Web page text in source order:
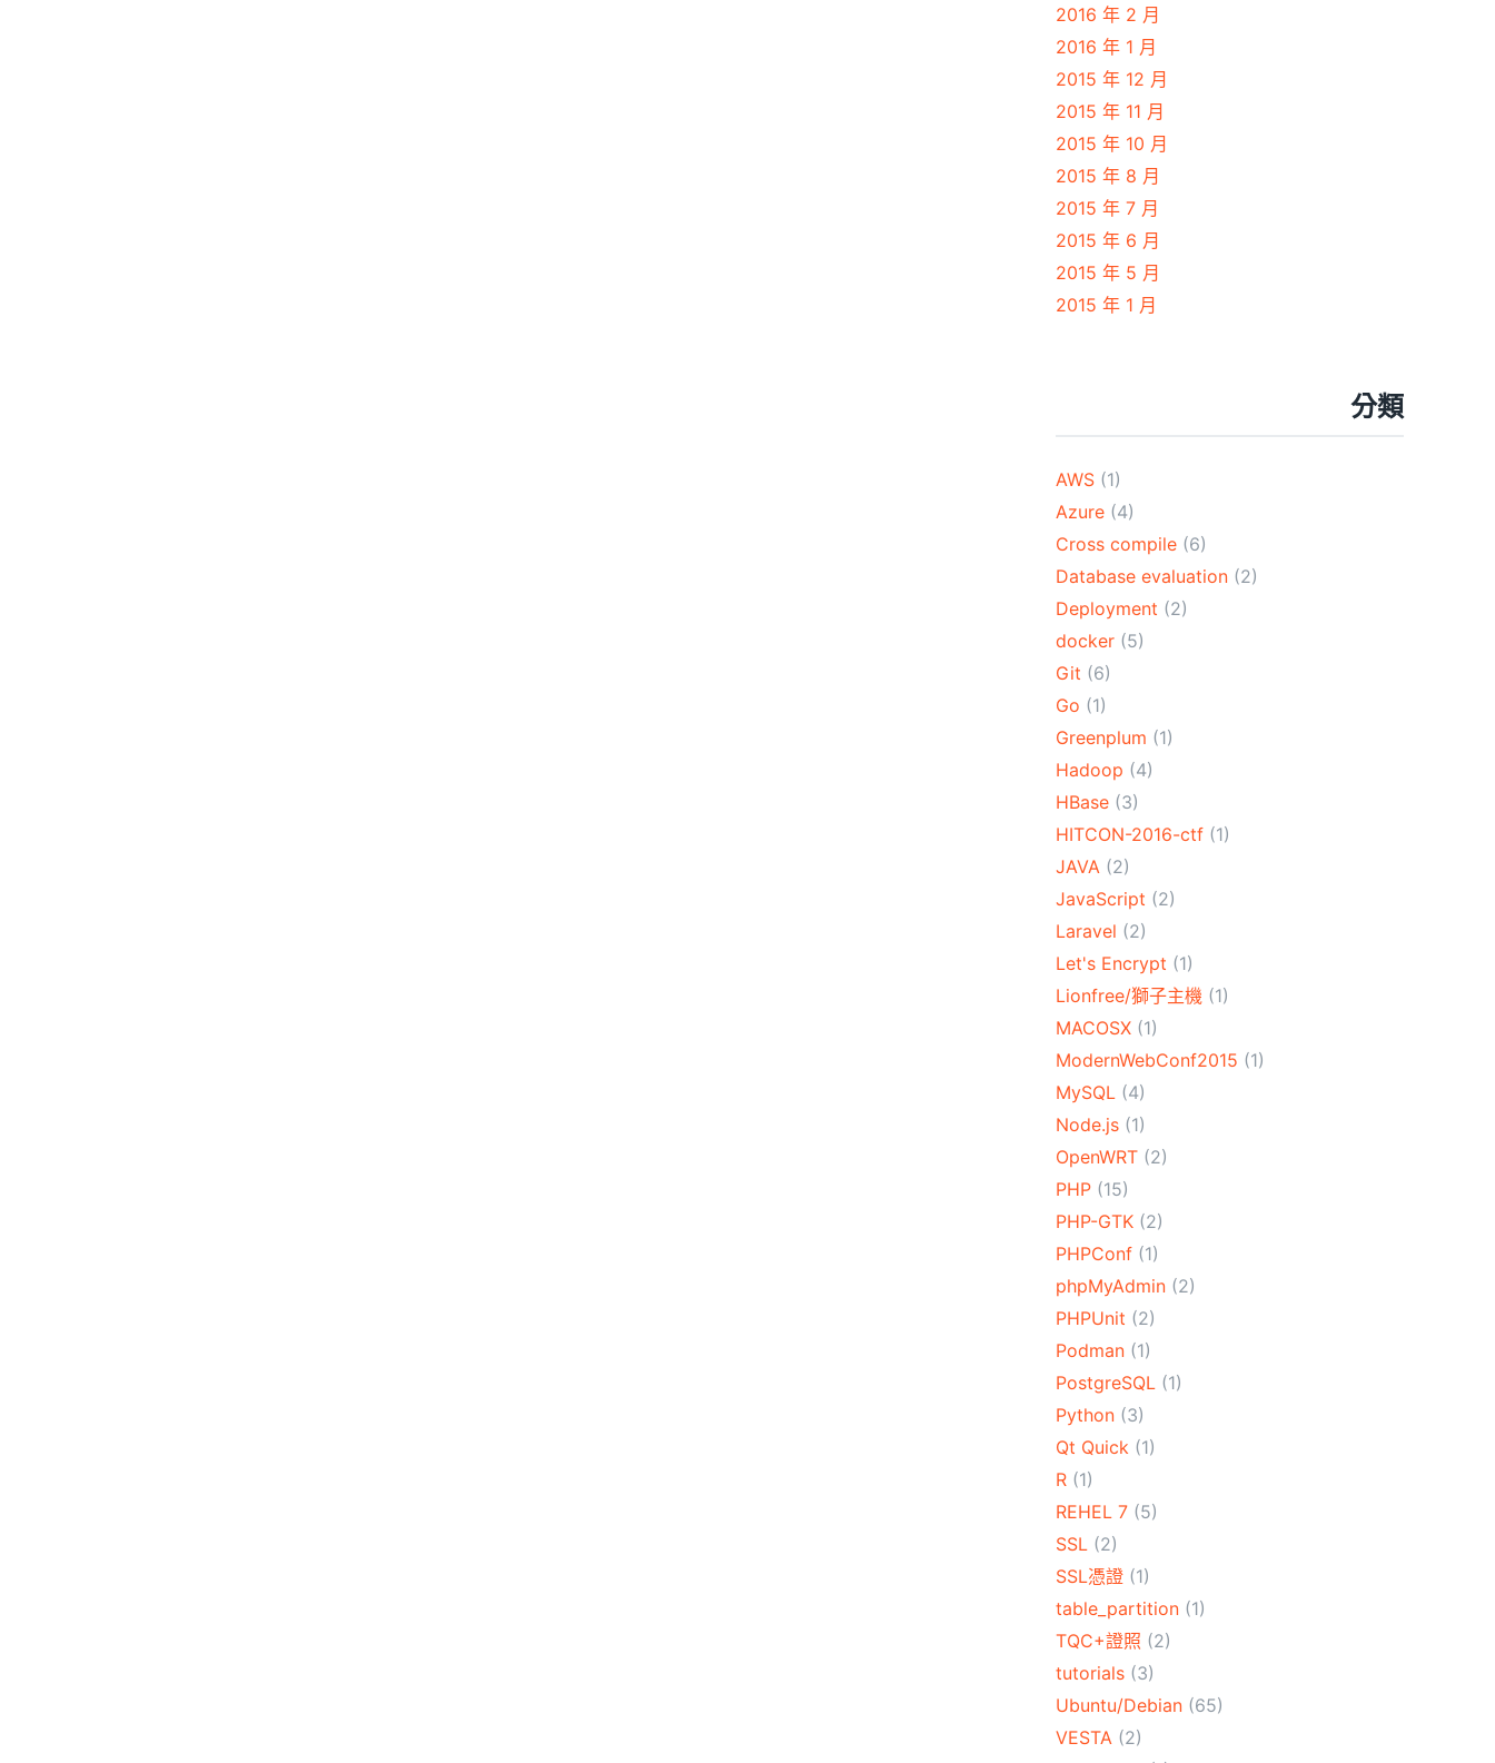
2016 年 2 月
2016 年 1 月
2015 年 12 月
2015 年 11 月
2015 年 10 月
2015 年 8 月
2015 年 7 月
2015 年 6 月
2015 年 5 月
2015 年 1 月
分類
AWS (1)
Azure (4)
Cross compile (6)
Database evaluation (2)
Deployment (2)
docker (5)
Git (6)
Go (1)
Greenplum (1)
Hadoop (4)
HBase (3)
HITCON-2016-ctf (1)
JAVA (2)
JavaScript (2)
Laravel (2)
Let's Encrypt (1)
Lionfree/獅子主機 (1)
MACOSX (1)
ModernWebConf2015 (1)
MySQL (4)
Node.js (1)
OpenWRT (2)
PHP (15)
PHP-GTK (2)
PHPConf (1)
phpMyAdmin (2)
PHPUnit (2)
Podman (1)
PostgreSQL (1)
Python (3)
Qt Quick (1)
R (1)
REHEL 7 (5)
SSL (2)
SSL憑證 (1)
table_partition (1)
TQC+證照 (2)
tutorials (3)
Ubuntu/Debian (65)
VESTA (2)